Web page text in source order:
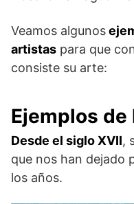
Veamos algunos
artistas para que
consiste su arte:
Ejemplos
Desde el siglo XVII,
que nos han dejado
los años.